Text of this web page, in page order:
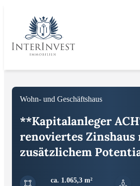
Bilder
Wohn- und Geschäftshaus
**Kapitalanleger
renoviertes Zinshaus
zusätzlichem
ca. 1.065,3 m²